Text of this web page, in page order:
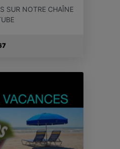
SUR NOTRE CHAÎNE